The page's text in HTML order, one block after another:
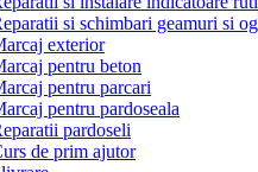
si schimbari geamuri si
exterior
pentru beton
pentru parcari
pentru pardoseala
pardoseli
de prim ajutor